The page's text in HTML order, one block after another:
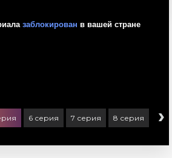
6 серия 7 серия 8 серия ›